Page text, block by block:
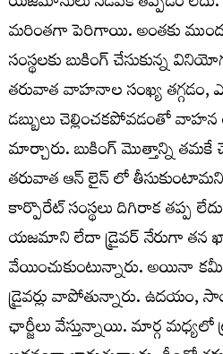
మరింతగా పెరిగాయి. అంతకు
సంస్థలకు బుకింగ్ చేసుకున్న
తరువాత వాహనాల సంఖ్య తగ్గడం,
డబ్బులు చెల్లించకపోవడంతో వాహన
మార్చారు. బుకింగ్ మొత్తాన్ని తమకే
తరువాత ఆన్ లైన్ లో
కార్పొరేట్ సంస్థలు దిగిరాక తప్ప
యజమాని లేదా డ్రైవర్ నేరుగా తన
వేయించుకుంటున్నారు. అయినా
డ్రైవర్లు వాపోతున్నారు.
ఛార్జీలు వేస్తున్నాయి. మార్గ